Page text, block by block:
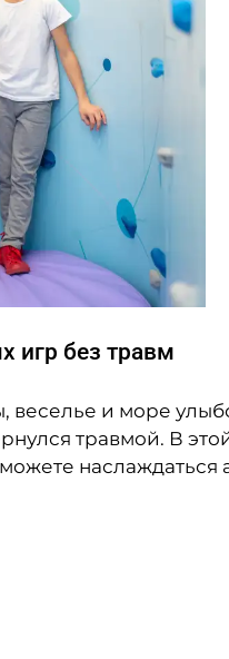
игр без травм
веселье и море
травмой. В
наслаждаться